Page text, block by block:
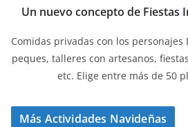
Un nuevo concepto de Fiestas
Comidas privadas con los
peques, talleres con artesanos,
etc. Elige entre más de 50
Más Actividades Navideñas